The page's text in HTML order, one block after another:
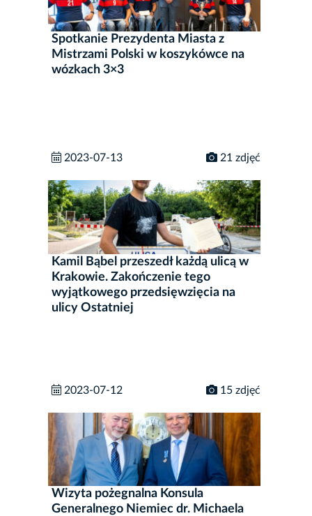
Spotkanie Prezydenta Miasta z
Mistrzami Polski w koszykówce na
wózkach 3×3
2023-07-13 21 zdjęć
Kamil Bąbel przeszedł każdą ulicą w
Krakowie. Zakończenie tego
wyjątkowego przedsięwzięcia na
ulicy Ostatniej
2023-07-12 15 zdjęć
Wizyta pożegnalna Konsula
Generalnego Niemiec dr. Michaela